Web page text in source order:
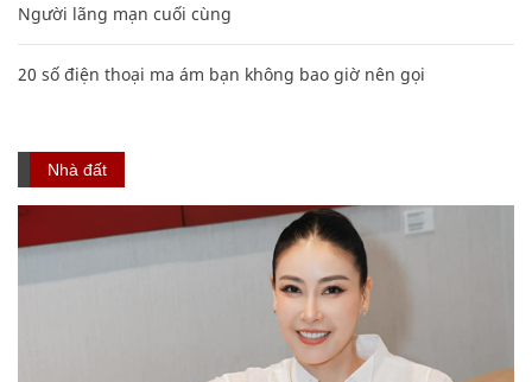
Người lãng mạn cuối cùng
20 số điện thoại ma ám bạn không bao giờ nên gọi
Nhà đất